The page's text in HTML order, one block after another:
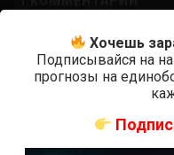
Хочешь
Подписывайся на
прогнозы на